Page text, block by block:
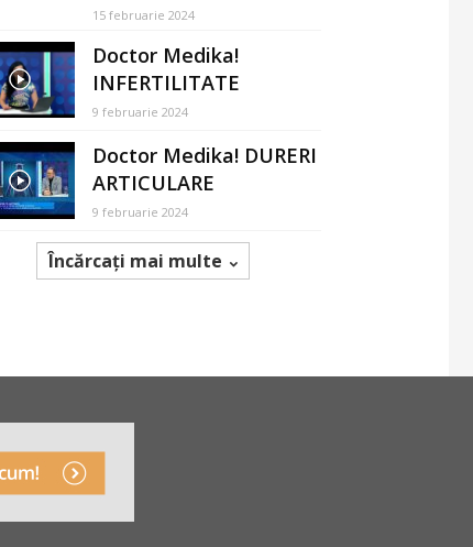
15 februarie 2024
Doctor Medika!
INFERTILITATE
9 februarie 2024
Doctor Medika! DURERI
ARTICULARE
9 februarie 2024
Încărcați mai multe